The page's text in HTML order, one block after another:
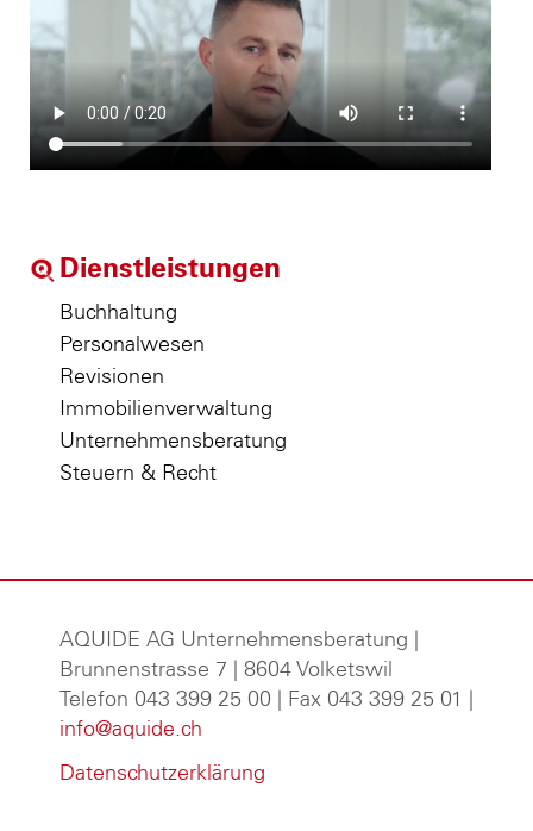
Dienstleistungen
Buchhaltung
Personalwesen
Revisionen
Immobilienverwaltung
Unternehmensberatung
Steuern & Recht
AQUIDE AG Unternehmensberatung
Brunnenstrasse 7 | 8604 Volketswil
Telefon 043 399 25 00 | Fax 043 399 25 01 |
info@aquide.ch
Datenschutzerklärung